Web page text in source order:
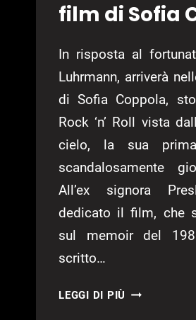
film di Sofia
In risposta al
Luhrmann, arriverà
di Sofia Coppola,
Rock ‘n’ Roll vista
cielo, la sua
scandalosamente
All’ex signora
dedicato il film, che
sul memoir del
scritto…
LEGGI DI PIÙ PRISCILLA,